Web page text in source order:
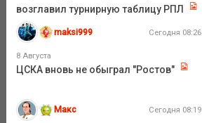
возглавил турнирную таблицу РПЛ
maksi999 Сегодня 08:26
8 Августа
ЦСКА вновь не обыграл "Ростов"
Макс Сегодня 08:19